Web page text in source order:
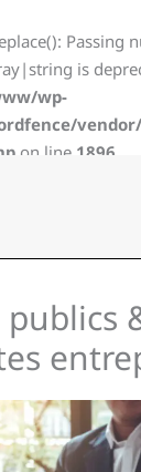
Passing
is
wp-
on line 1896
publics